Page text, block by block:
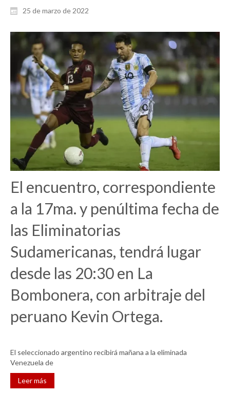
25 de marzo de 2022
El encuentro, correspondiente
a la 17ma. y penúltima fecha de
las Eliminatorias
Sudamericanas, tendrá lugar
desde las 20:30 en La
Bombonera, con arbitraje del
peruano Kevin Ortega.
El seleccionado argentino recibirá mañana a la eliminada
Venezuela de
Leer más